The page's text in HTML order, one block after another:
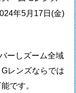
年5月17日(金)
ーし ズーム全域
Gレンズならでは
です。